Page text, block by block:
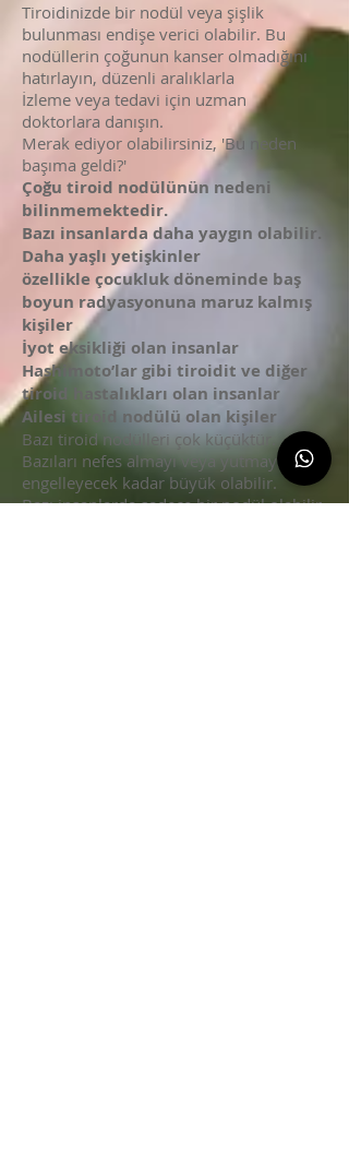
Tiroidinizde bir nodül veya şişlik
bulunması endişe verici olabilir. Bu
nodüllerin çoğunun kanser olmadığını
hatırlayın, düzenli aralıklarla
İzleme veya tedavi için uzman
doktorlara danışın.
Merak ediyor olabilirsiniz, 'Bu neden
başıma geldi?'
Çoğu tiroid nodülünün nedeni
bilinmemektedir.
Bazı insanlarda daha yaygın olabilir.
Daha yaşlı yetişkinler
özellikle çocukluk döneminde baş
boyun radyasyonuna maruz kalmış
kişiler
İyot eksikliği olan insanlar
Hashimoto’lar gibi tiroidit ve diğer
tiroid hastalıkları olan insanlar
Ailesi tiroid nodülü olan kişiler
Bazı tiroid nodülleri çok küçüktür.
Bazıları nefes almayı veya yutmayı
engelleyecek kadar büyük olabilir.
Bazı insanlarda sadece bir nodül olabilir